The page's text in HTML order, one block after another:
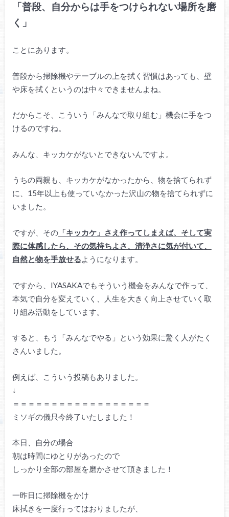
「普段、自分からは手をつけられない場所を磨
く」
ことにあります。
普段から掃除機やテーブルの上を拭く習慣はあっても、壁
や床を拭くというのは中々できませんよね。
だからこそ、こういう「みんなで取り組む」機会に手をつ
けるのですね。
みんな、キッカケがないとできないんですよ。
うちの両親も、キッカケがなかったから、物を捨てられず
に、15年以上も使っていなかった沢山の物を捨てられずに
いました。
ですが、その「キッカケ」さえ作ってしまえば、そして実
際に体感したら、その気持ちよさ、清浄さに気が付いて、
自然と物を手放せるようになります。
ですから、IYASAKAでもそういう機会をみんなで作って、
本気で自分を変えていく、人生を大きく向上させていく取
り組み活動をしています。
すると、もう「みんなでやる」という効果に驚く人がたく
さんいました。
例えば、こういう投稿もありました。
↓
＝＝＝＝＝＝＝＝＝＝＝＝＝＝＝＝＝＝
ミソギの儀只今終了いたしました！
本日、自分の場合
朝は時間にゆとりがあったので
しっかり全部の部屋を磨かさせて頂きました！
一昨日に掃除機をかけ
床拭きを一度行ってはおりましたが、